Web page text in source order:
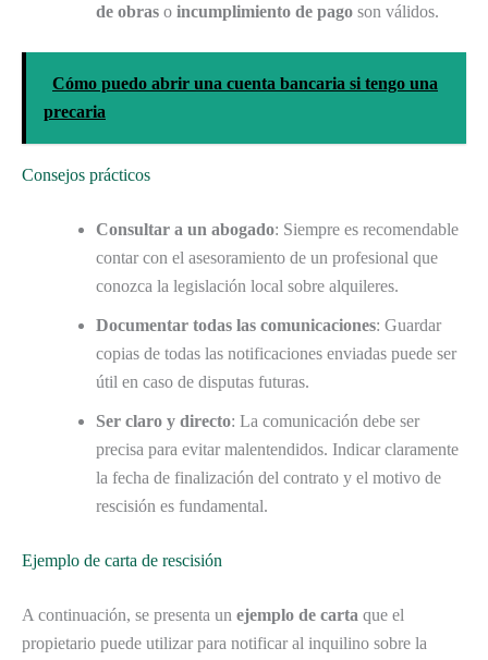
de obras o incumplimiento de pago son válidos.
Cómo puedo abrir una cuenta bancaria si tengo una
precaria
Consejos prácticos
Consultar a un abogado: Siempre es recomendable
contar con el asesoramiento de un profesional que
conozca la legislación local sobre alquileres.
Documentar todas las comunicaciones: Guardar
copias de todas las notificaciones enviadas puede ser
útil en caso de disputas futuras.
Ser claro y directo: La comunicación debe ser
precisa para evitar malentendidos. Indicar claramente
la fecha de finalización del contrato y el motivo de
rescisión es fundamental.
Ejemplo de carta de rescisión
A continuación, se presenta un ejemplo de carta que el
propietario puede utilizar para notificar al inquilino sobre la